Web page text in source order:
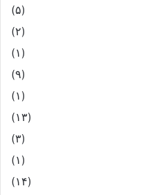
(۵)
(۲)
(۱)
(۹)
(۱)
(۱۳)
(۳)
(۱)
(۱۴)